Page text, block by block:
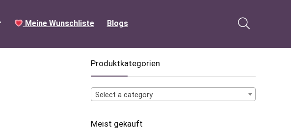
Meine Wunschliste Blogs
Produktkategorien
Select a category
Meist gekauft